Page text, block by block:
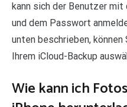
kann sich der Benutzer
und dem Passwort
unten beschrieben,
Ihrem iCloud-Backup
Wie kann ich